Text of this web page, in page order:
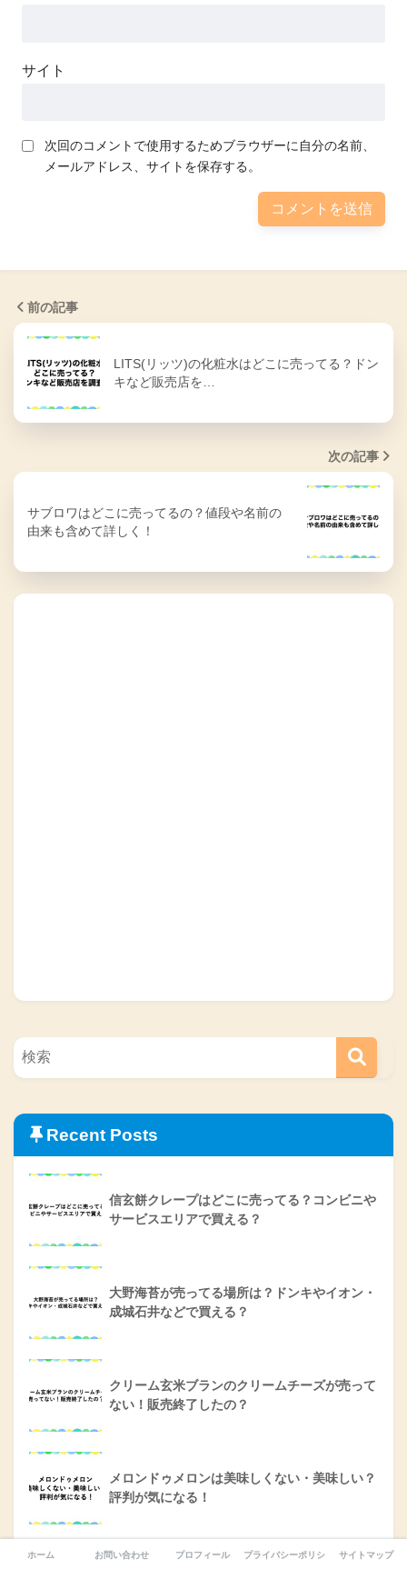
サイト
次回のコメントで使用するためブラウザーに自分の名前、
メールアドレス、サイトを保存する。
前の記事
LITS(リッツ)の化粧水はどこに売ってる？ドン
キなど販売店を…
次の記事
サブロワはどこに売ってるの？値段や名前の
由来も含めて詳しく！
Recent Posts
信玄餅クレープはどこに売ってる？コンビニや
サービスエリアで買える？
大野海苔が売ってる場所は？ドンキやイオン・
成城石井などで買える？
クリーム玄米ブランのクリームチーズが売って
ない！販売終了したの？
メロンドゥメロンは美味しくない・美味しい？
評判が気になる！
ホーム お問い合わせ プロフィール プライバシーポリシー サイトマップ